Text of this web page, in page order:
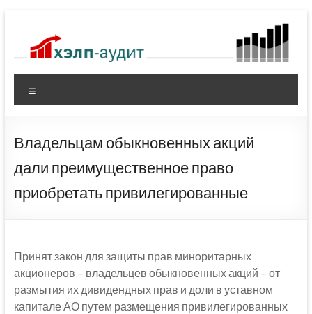
содержимому
Владельцам обыкновенных акций
дали преимущественное право
приобретать привилегированные
Принят закон для защиты прав миноритарных
акционеров – владельцев обыкновенных акций – от
размытия их дивидендных прав и доли в уставном
капитале АО путем размещения привилегированных